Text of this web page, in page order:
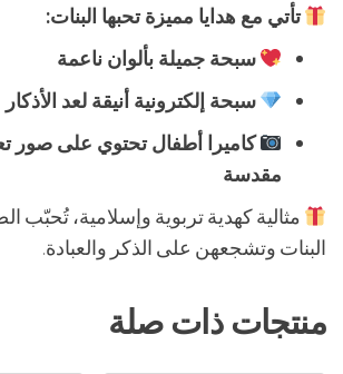
تأتي مع هدايا مميزة تحبها البنات:
سبحة جميلة بألوان ناعمة
سبحة إلكترونية أنيقة لعد الأذكار
كاميرا أطفال تحتوي على صور
مقدسة
مثالية كهدية تربوية وإسلامية، تُحبّب
البنات وتشجعهن على الذكر والعبادة.
منتجات ذات صلة